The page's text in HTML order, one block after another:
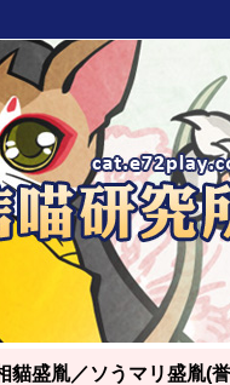
貓盛胤／ソうマリ盛胤(